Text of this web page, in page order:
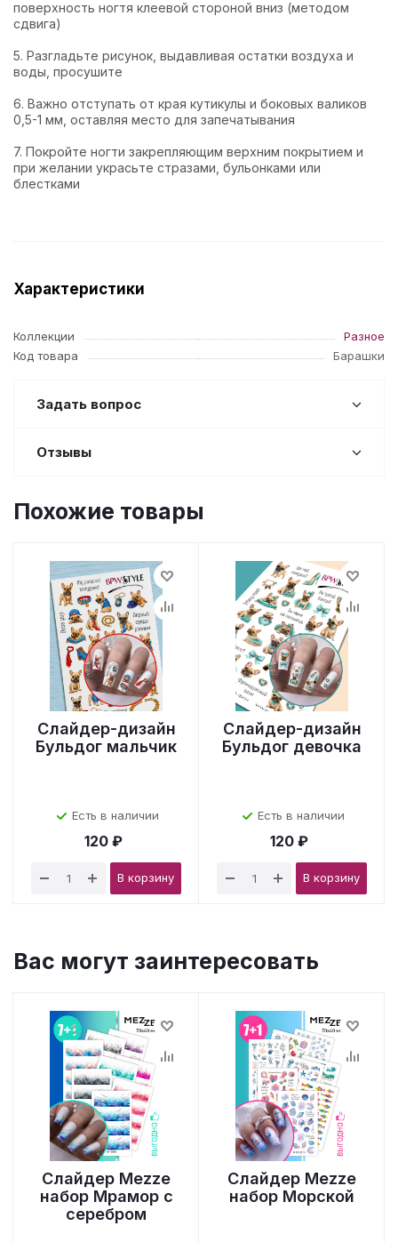
поверхность ногтя клеевой стороной вниз (методом
сдвига)
5. Разгладьте рисунок, выдавливая остатки воздуха и
воды, просушите
6. Важно отступать от края кутикулы и боковых валиков
0,5-1 мм, оставляя место для запечатывания
7. Покройте ногти закрепляющим верхним покрытием и
при желании украсьте стразами, бульонками или
блестками
Характеристики
Коллекции
Разное
Код товара
Барашки
Задать вопрос
Отзывы
Похожие товары
Слайдер-дизайн
Бульдог мальчик
Есть в наличии
120 ₽
В корзину
Слайдер-дизайн
Бульдог девочка
Есть в наличии
120 ₽
В корзину
Вас могут заинтересовать
Слайдер Mezze
набор Мрамор с
серебром
Слайдер Mezze
набор Морской